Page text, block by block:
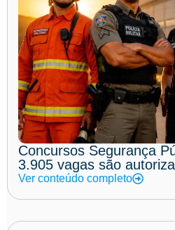
Concursos Segurança
3.905 vagas são
Ver conteúdo completo